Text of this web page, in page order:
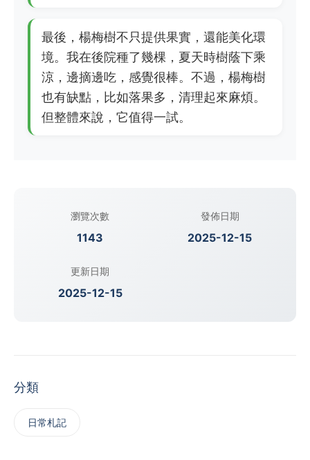
最後，楊梅樹不只提供果實，還能美化環
境。我在後院種了幾棵，夏天時樹蔭下乘
涼，邊摘邊吃，感覺很棒。不過，楊梅樹
也有缺點，比如落果多，清理起來麻煩。
但整體來說，它值得一試。
瀏覽次數
1143
發佈日期
2025-12-15
更新日期
2025-12-15
分類
日常札記